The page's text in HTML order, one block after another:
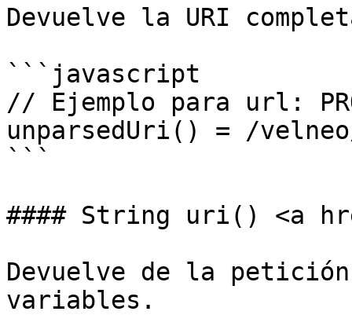
Devuelve la URI
```javascript
// Ejemplo para url:
unparsedUri() = /velneo/
```
#### String uri() <a
Devuelve de la
variables.